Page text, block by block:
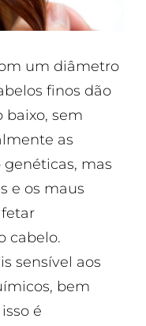
um diâmetro
finos dão
baixo, sem
as
mas
e os maus
cabelo.
sensível aos
bem
é